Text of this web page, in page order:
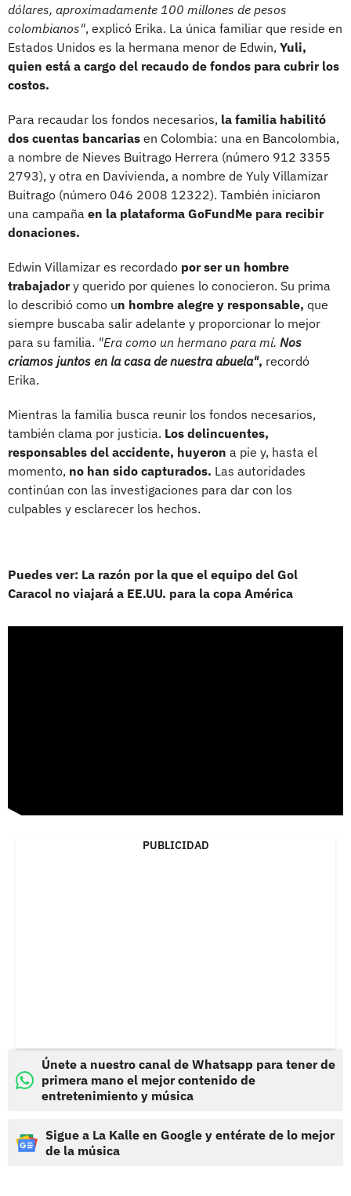
dólares, aproximadamente 100 millones de pesos
colombianos", explicó Erika. La única familiar que reside en
Estados Unidos es la hermana menor de Edwin, Yuli,
quien está a cargo del recaudo de fondos para cubrir los
costos.
Para recaudar los fondos necesarios, la familia habilitó
dos cuentas bancarias en Colombia: una en Bancolombia,
a nombre de Nieves Buitrago Herrera (número 912 3355
2793), y otra en Davivienda, a nombre de Yuly Villamizar
Buitrago (número 046 2008 12322). También iniciaron
una campaña en la plataforma GoFundMe para recibir
donaciones.
Edwin Villamizar es recordado por ser un hombre
trabajadory querido por quienes lo conocieron. Su prima
lo describió como un hombre alegre y responsable, que
siempre buscaba salir adelante y proporcionar lo mejor
para su familia. "Era como un hermano para mí. Nos
criamos juntos en la casa de nuestra abuela", recordó
Erika.
Mientras la familia busca reunir los fondos necesarios,
también clama por justicia. Los delincuentes,
responsables del accidente, huyeron a pie y, hasta el
momento, no han sido capturados. Las autoridades
continúan con las investigaciones para dar con los
culpables y esclarecer los hechos.
Puedes ver: La razón por la que el equipo del Gol
Caracol no viajará a EE.UU. para la copa América
PUBLICIDAD
Únete a nuestro canal de Whatsapp para tener de
primera mano el mejor contenido de
entretenimiento y música
Sigue a La Kalle en Google y entérate de lo mejor
de la música